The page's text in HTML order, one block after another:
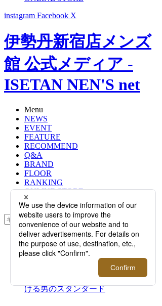
instagram Facebook X
伊勢丹新宿店メンズ
館 公式メディア -
ISETAN NEN'S net
Menu
NEWS
EVENT
FEATURE
RECOMMEND
Q&A
BRAND
FLOOR
RANKING
ONLINE STORE
SERVICE
検索
TOP
PHOTO
宮崎ソーイング×＜D'URBAN
OMBRARE/ダーバン オンブラーレ
＞｜日本人の体形を熟知し進化し続
ける男のスタンダード